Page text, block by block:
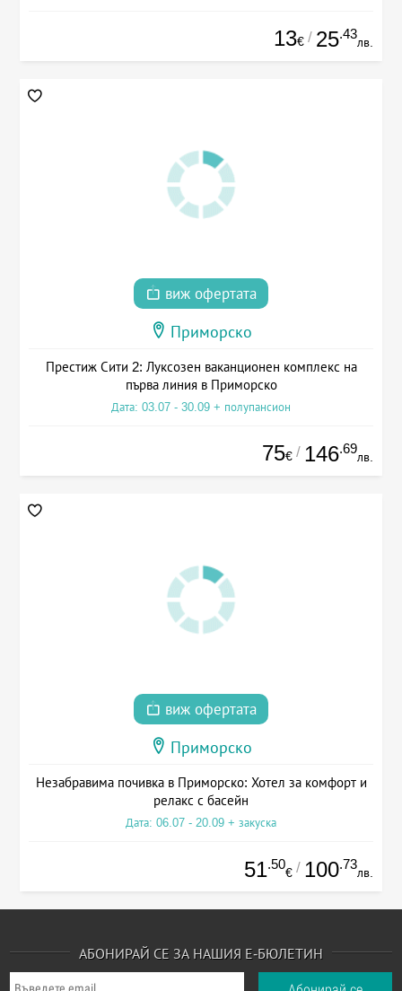
13€ / 25.43
лв.
виж офертата
Приморско
Престиж Сити 2: Луксозен ваканционен комплекс на
първа линия в Приморско
Дата: 03.07 - 30.09 + полупансион
75€ / 146.69
лв.
виж офертата
Приморско
Незабравима почивка в Приморско: Хотел за комфорт и
релакс с басейн
Дата: 06.07 - 20.09 + закуска
51.50
€ / 100.73
лв.
АБОНИРАЙ СЕ ЗА НАШИЯ Е-БЮЛЕТИН